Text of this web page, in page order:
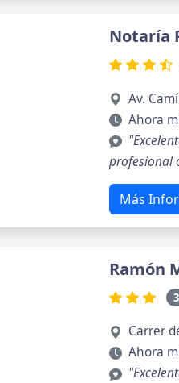
Notaría
Av.
Ahora
profesional
Más
Ramón
Carrer
Ahora